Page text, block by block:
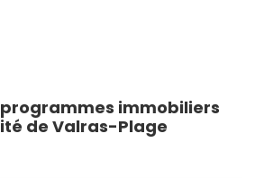
immobiliers
de Valras-Plage